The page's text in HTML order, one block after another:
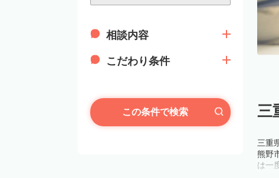
相談内容
こだわり条件
この条件で検索 三
三重
熊野
は一